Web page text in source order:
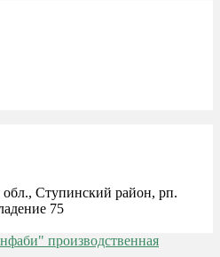
обл., Ступинский район, рп.
75
производственная